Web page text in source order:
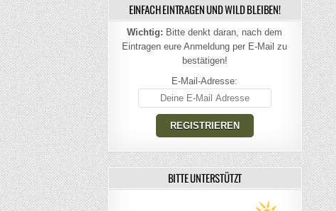
EINFACH EINTRAGEN UND WILD BLEIBEN!
Wichtig: Bitte denkt daran, nach dem
Eintragen eure Anmeldung per E-Mail zu
bestätigen!
E-Mail-Adresse:
BITTE UNTERSTÜTZT